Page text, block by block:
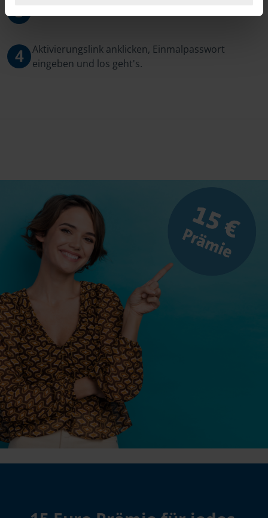
3
4
Aktivierungslink anklicken, Einmalpasswort
eingeben und los geht's.